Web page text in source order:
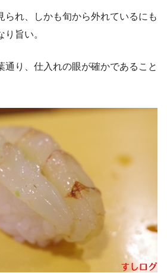
られ、しかも旬から外れているにも
旨い。
通り、仕入れの眼が確かであること